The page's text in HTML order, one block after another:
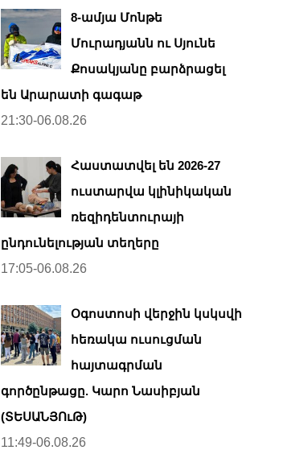
8-ամյա Մոնթե
Մուրադյանն ու Սյունե
Քոսակյանը բարձրացել
են Արարատի գագաթ
21:30-06.08.26
Հաստատվել են 2026-27
ուստարվա կլինիկական
ռեզիդենտուրայի
ընդունելության տեղերը
17:05-06.08.26
Օգոստոսի վերջին կսկսվի
հեռակա ուսուցման
հայտագրման
գործընթացը. Կարո Նասիբյան
(ՏԵՍԱՆՅՈւԹ)
11:49-06.08.26